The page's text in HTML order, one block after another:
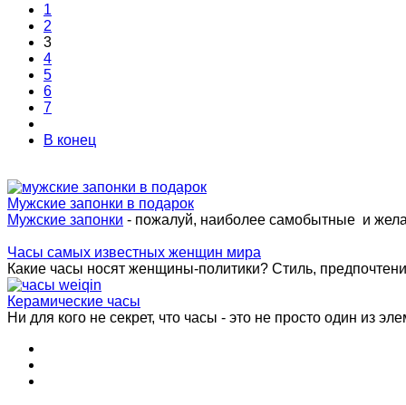
1
2
3
4
5
6
7
В конец
Мужские запонки в подарок
Мужские запонки - пожалуй, наиболее самобытные и
Часы самых известных женщин мира
Какие часы носят женщины-политики? Стиль,
Керамические часы
Ни для кого не секрет, что часы - это не просто один из